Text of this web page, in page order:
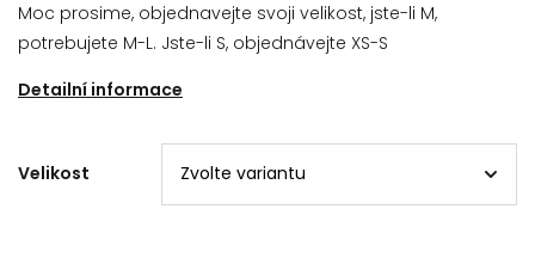
Moc prosime, objednavejte svoji velikost, jste-li M,
potrebujete M-L. Jste-li S, objednávejte XS-S
Detailní informace
Velikost